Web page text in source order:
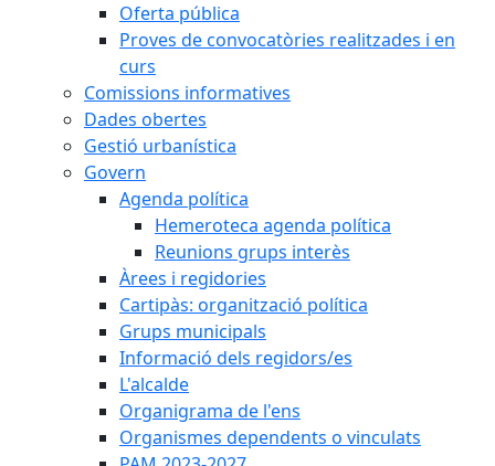
Oferta pública
Proves de convocatòries realitzades i en
curs
Comissions informatives
Dades obertes
Gestió urbanística
Govern
Agenda política
Hemeroteca agenda política
Reunions grups interès
Àrees i regidories
Cartipàs: organització política
Grups municipals
Informació dels regidors/es
L'alcalde
Organigrama de l'ens
Organismes dependents o vinculats